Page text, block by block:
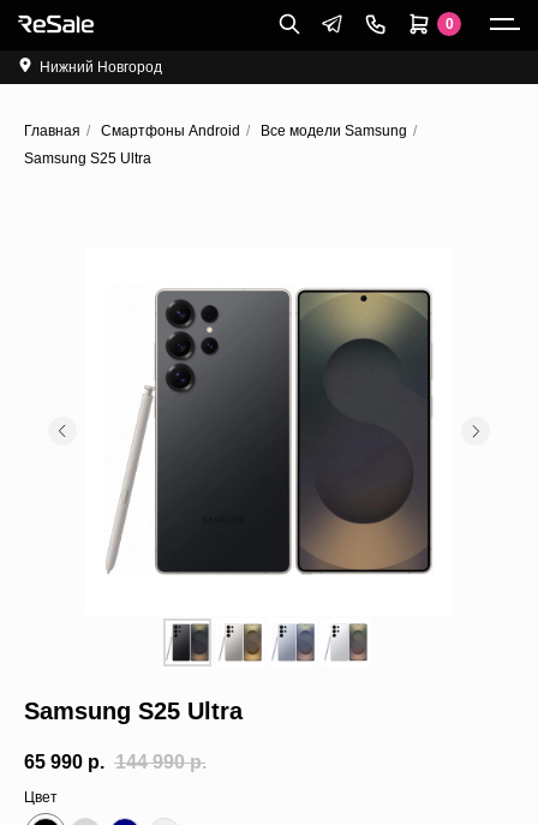
0
Отзывы
Нижний Новгород
Главная / Cмартфоны Android / Все модели Samsung /
Samsung S25 Ultra
Samsung S25 Ultra
65 990 р. 144 990 р.
Цвет